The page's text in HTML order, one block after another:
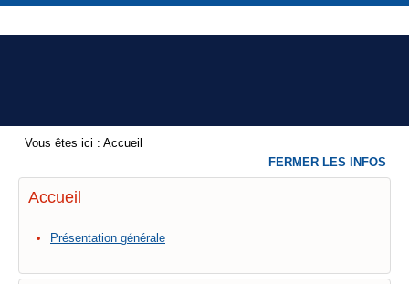
Vous êtes ici : Accueil
Accueil
Présentation générale
FERMER LES INFOS